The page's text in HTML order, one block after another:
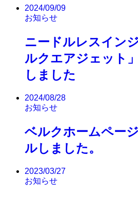
2024/09/09
お知らせ
ニードルレスイン
ルクエアジェット
しました
2024/08/28
お知らせ
ベルクホームペー
ルしました。
2023/03/27
お知らせ